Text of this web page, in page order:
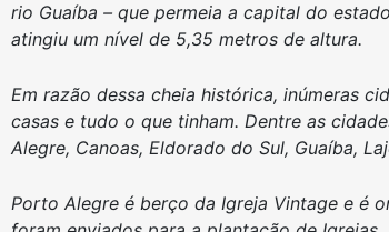
rio Guaíba – que permeia a capital do
atingiu um nível de 5,35 metros de altura.
Em razão dessa cheia histórica, inúmeras
casas e tudo o que tinham. Dentre as
Alegre, Canoas, Eldorado do Sul, Guaíba,
Porto Alegre é berço da Igreja Vintage e é